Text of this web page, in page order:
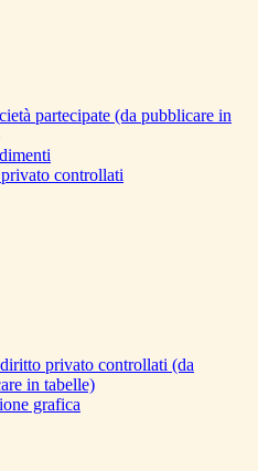
partecipate (da pubblicare in
controllati
privato controllati (da
in tabelle)
grafica